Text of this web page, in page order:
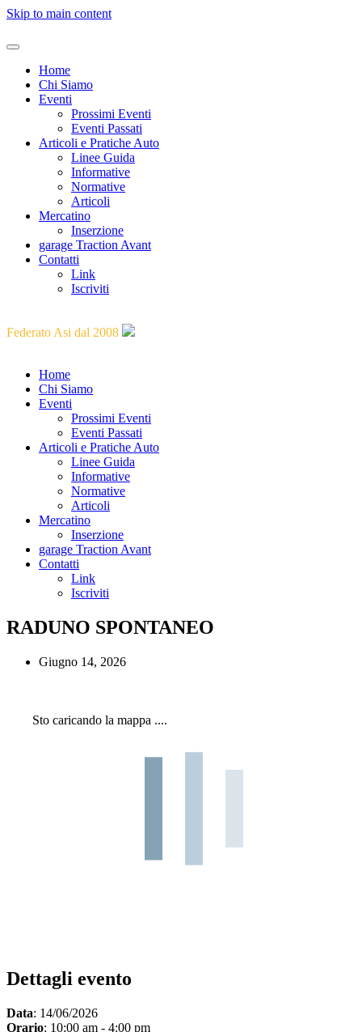
Skip to main content
Home
Chi Siamo
Eventi
Prossimi Eventi
Eventi Passati
Articoli e Pratiche Auto
Linee Guida
Informative
Normative
Articoli
Mercatino
Inserzione
garage Traction Avant
Contatti
Link
Iscriviti
Federato Asi dal 2008
Home
Chi Siamo
Eventi
Prossimi Eventi
Eventi Passati
Articoli e Pratiche Auto
Linee Guida
Informative
Normative
Articoli
Mercatino
Inserzione
garage Traction Avant
Contatti
Link
Iscriviti
RADUNO SPONTANEO
Giugno 14, 2026
Sto caricando la mappa ....
Dettagli evento
Data: 14/06/2026
Orario: 10:00 am - 4:00 pm